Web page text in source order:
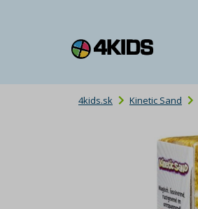
4kids.sk Kinetic Sand